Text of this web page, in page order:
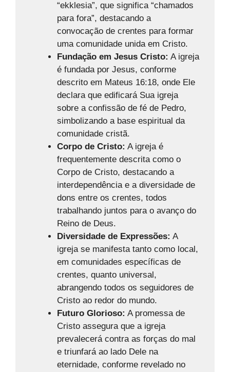
“ekklesia”, que significa “chamados
para fora”, destacando a
convocação de crentes para formar
uma comunidade unida em Cristo.
Fundação em Jesus Cristo: A igreja
é fundada por Jesus, conforme
descrito em Mateus 16:18, onde Ele
declara que edificará Sua igreja
sobre a confissão de fé de Pedro,
simbolizando a base espiritual da
comunidade cristã.
Corpo de Cristo: A igreja é
frequentemente descrita como o
Corpo de Cristo, destacando a
interdependência e a diversidade de
dons entre os crentes, todos
trabalhando juntos para o avanço do
Reino de Deus.
Diversidade de Expressões: A
igreja se manifesta tanto como local,
em comunidades específicas de
crentes, quanto universal,
abrangendo todos os seguidores de
Cristo ao redor do mundo.
Futuro Glorioso: A promessa de
Cristo assegura que a igreja
prevalecerá contra as forças do mal
e triunfará ao lado Dele na
eternidade, conforme revelado no